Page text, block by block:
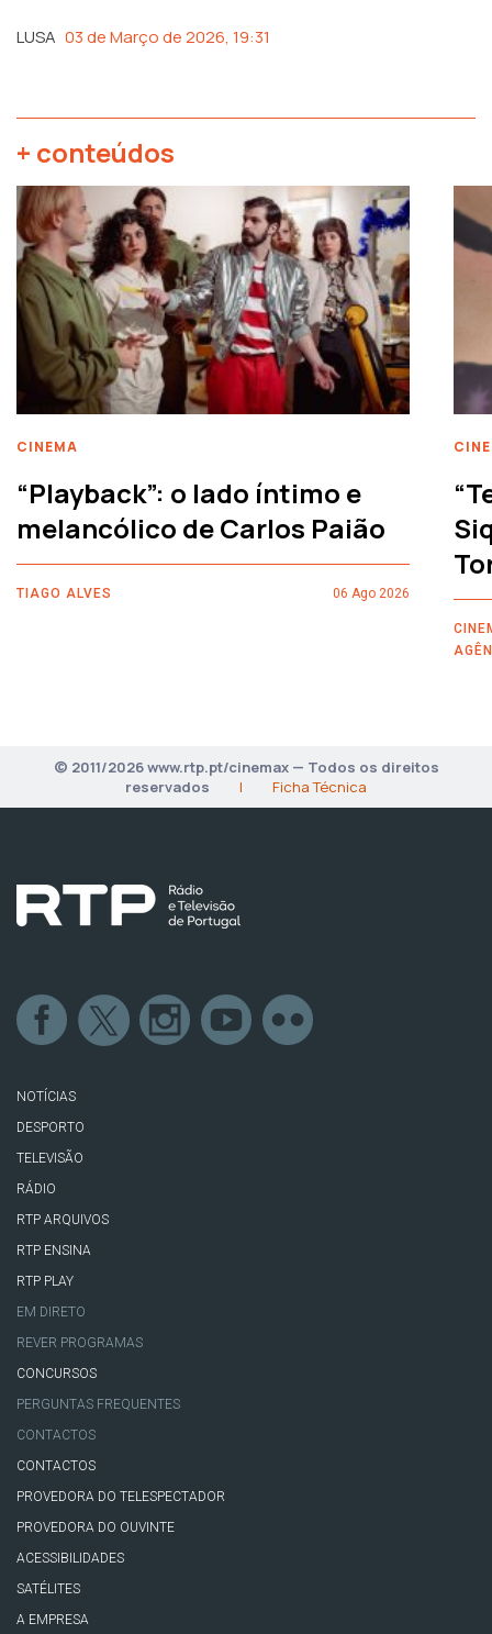
LUSA 03 de Março de 2026, 19:31
+ conteúdos
CINEMA
“Playback”: o lado íntimo e
melancólico de Carlos Paião
TIAGO ALVES 06 Ago 2026
© 2011/2026 www.rtp.pt/cinemax — Todos os direitos
reservados
| Ficha Técnica
NOTÍCIAS
DESPORTO
TELEVISÃO
RÁDIO
RTP ARQUIVOS
RTP ENSINA
RTP PLAY
EM DIRETO
REVER PROGRAMAS
CONCURSOS
PERGUNTAS FREQUENTES
CONTACTOS
CONTACTOS
PROVEDORA DO TELESPECTADOR
PROVEDORA DO OUVINTE
ACESSIBILIDADES
SATÉLITES
A EMPRESA